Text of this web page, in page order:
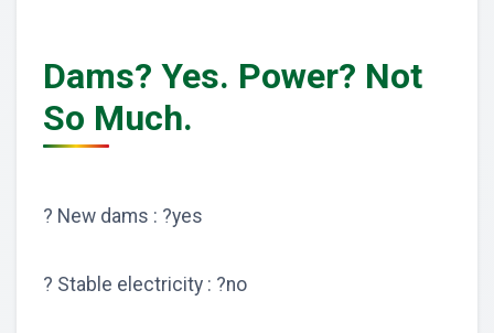
Dams? Yes. Power? Not
So Much.
? New dams : ?yes
? Stable electricity : ?no